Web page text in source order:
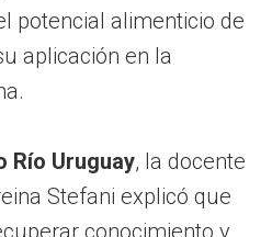
potencial alimenticio de
aplicación en la
Río Uruguay, la docente
Stefani explicó que
conocimiento y